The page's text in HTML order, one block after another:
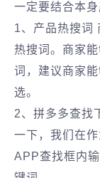
一定要结合本身
1、产品热搜
热搜词。商家
词，建议商家
选。
2、拼多多查找
一下，我们在
APP查找框内